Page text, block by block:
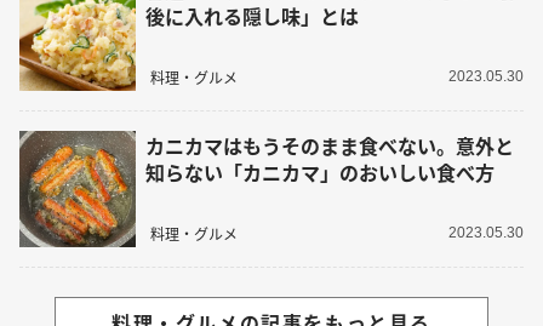
後に入れる隠し味」とは
料理・グルメ 2023.05.30
カニカマはもうそのまま食べない。意外と
知らない「カニカマ」のおいしい食べ方
料理・グルメ 2023.05.30